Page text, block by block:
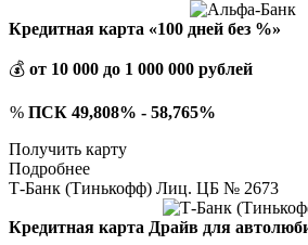
Кредитная карта «100 дней без %»
💰 от 10 000 до 1 000 000 рублей
% ПСК 49,808% - 58,765%
Получить карту
Подробнее
Т-Банк (Тинькофф) Лиц. ЦБ № 2673
Кредитная карта Драйв для